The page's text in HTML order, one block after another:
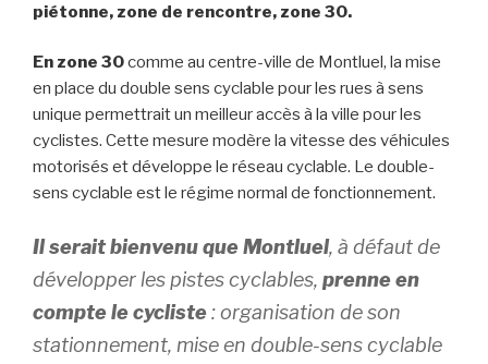
piétonne, zone de rencontre, zone 30.
En zone 30comme au centre-ville de Montluel, la mise
en place du double sens cyclable pour les rues à sens
unique permettrait un meilleur accès à la ville pour les
cyclistes. Cette mesure modère la vitesse des véhicules
motorisés et développe le réseau cyclable. Le double-
sens cyclable est le régime normal de fonctionnement.
Il serait bienvenu que Montluel, à défaut de
développer les pistes cyclables, prenne en
compte le cycliste: organisation de son
stationnement, mise en double-sens cyclable